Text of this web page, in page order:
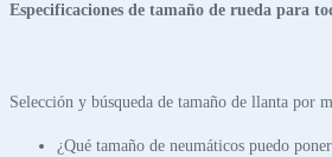
Especificaciones de tamaño de rueda para
Selección y búsqueda de tamaño de llanta por
¿Qué tamaño de neumáticos puedo